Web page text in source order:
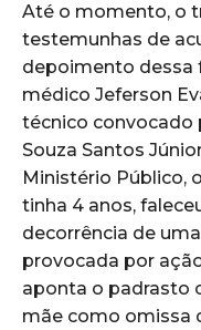
Até o momento, o
testemunhas de
depoimento dessa
médico Jeferson
técnico convocado
Souza Santos
Ministério Público,
tinha 4 anos,
decorrência de
provocada por
aponta o padrasto
mãe como omissa